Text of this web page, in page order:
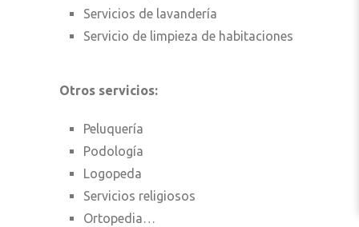
Servicios de lavandería
Servicio de limpieza de habitaciones
Otros servicios:
Peluquería
Podología
Logopeda
Servicios religiosos
Ortopedia…